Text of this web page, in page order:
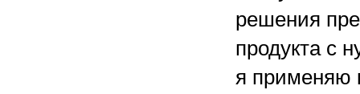
решения
продукта с
я применяю